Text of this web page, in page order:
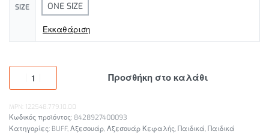
SIZE ONE SIZE
Εκκαθάριση
Προσθήκη στο καλάθι
MPN: 122548.779.10.00
8428927400093
Κατηγορίες: BUFF, Αξεσουάρ, Αξεσουάρ Κεφαλής, Παιδικά, Παιδικά